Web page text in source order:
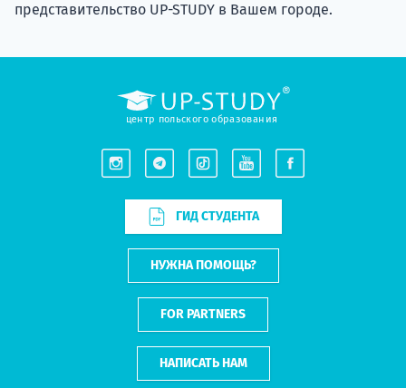
представительство UP-STUDY в Вашем городе.
центр польского образования
ГИД СТУДЕНТА
НУЖНА ПОМОЩЬ?
FOR PARTNERS
НАПИСАТЬ НАМ